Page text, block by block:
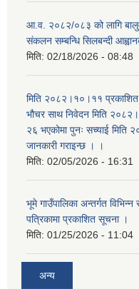
आ.व. २०८२/०८३ को लागि
संकलन सम्बन्धि सिलबन्दी
मिति: 02/18/2026 - 08:48
मिति २०८२।१०।११ प्रकाशित
भौचर साथ निवेदन मिति
२६ भएकोमा पुनः सच्याई मिति
जानकारी गराइन्छ । ।
मिति: 02/05/2026 - 16:31
भूमे गाउँपालिका अन्तर्गत
पत्रिकामा प्रकाशित सूचना ।
मिति: 01/25/2026 - 11:04
अन्य